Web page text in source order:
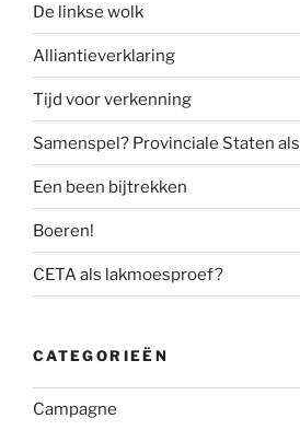
De linkse wolk
Alliantieverklaring
Tijd voor verkenning
Samenspel? Provinciale Staten
Een been bijtrekken
Boeren!
CETA als lakmoesproef?
CATEGORIEËN
Campagne